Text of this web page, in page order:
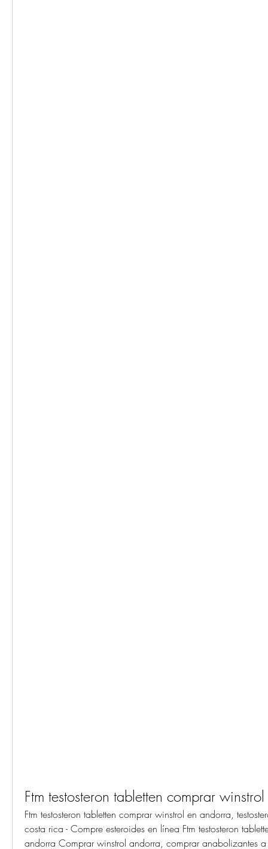
Ftm testosteron tabletten comprar
Ftm testosteron tabletten comprar winstrol en andorra,
costa rica - Compre esteroides en línea Ftm testosteron
andorra Comprar winstrol andorra, comprar anabolizantes a